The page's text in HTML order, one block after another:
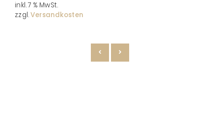
inkl. 7 % MwSt.
zzgl.Versandkosten
VORHERIGENÄCHSTE